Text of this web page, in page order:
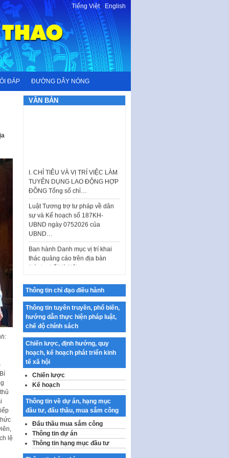
Tiếng Việt-English
ĐÁP ĐƯỜNG DÂY NÓNG
lệ
VĂN BẢN
TUYỂN DỤNG LAO ĐỘNG HỢP
ĐỒNG Tổng số chỉ…
Luật Tương trợ tư pháp về dân
sự và Kế hoạch số 187KH-
UBND ngày 0752026 của
UBND…
Ban hành Danh mục vị trí khai
thác quảng cáo trên địa bàn
thành phố Hà Nội
tưởng của Đảng…
Công bố công khai dự toán kinh
phí xây dựng pháp luật, hoàn
thiện thể chế, chính…
Quy định về nghiên cứu, ứng
dụng khoa học, công nghệ, đổi
mới sáng tạo và chuyển…
Quy định chi tiết và hướng dẫn
thi hành một số điều của Luật Lý
lịch tư…
Sửa đổi, bổ sung một số nội
dung tại Nghị quyết số 30/NQ-
CP ngày 24 tháng 02…
Ban hành Chương trình hành
động của Chính phủ thực hiện
Thông tin chỉ đạo điều hành
Thông tin tuyên truyền, phổ biến,
hướng dẫn thực hiện pháp luật,
chế độ chính sách
Chiến lược, định hướng, quy
hoạch, kế hoạch phát triển kinh
tế xã hội
Chiến lược
Kế hoạch
Thông tin về dự án, hạng mục
đầu tư, đấu thầu, mua sắm công
Đấu thầu mua sắm công
Thông tin dự án
Thông tin hạng mục đầu tư